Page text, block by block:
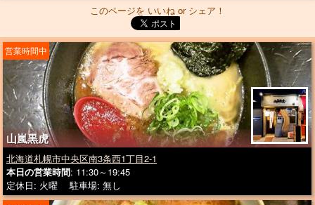
このページを いいね or シェア！
山嵐黒虎
営業時間中
北海道札幌市中央区南3条西1丁目2-1
本日の営業時間: 11:30～19:45
定休日: 火曜 駐車場: 無し